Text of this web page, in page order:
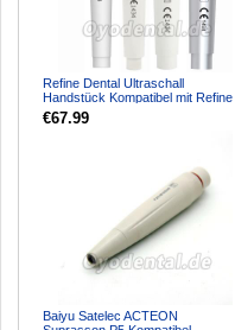
Refine Dental Ultraschall
Handstück Kompatibel mit Refine
& EMS
€67.99
Baiyu Satelec ACTEON